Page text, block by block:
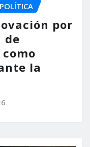
POLÍTICA
por
de
la